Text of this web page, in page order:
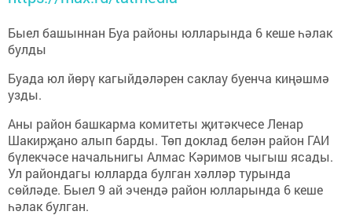
Быел башыннан Буа районы юлларында 6 кеше һәлак
булды
Буада юл йөрү кагыйдәләрен саклау буенча киңәшмә
узды.
Аны район башкарма комитеты җитәкчесе Ленар
Шакирҗано алып барды. Төп доклад белән район ГАИ
бүлекчәсе начальнигы Алмас Кәримов чыгыш ясады.
Ул райондагы юлларда булган хәлләр турында
сөйләде. Быел 9 ай эчендә район юлларында 6 кеше
һәлак булган.